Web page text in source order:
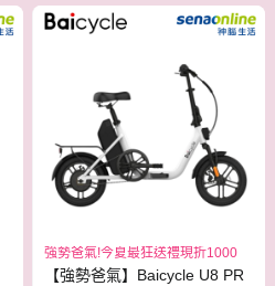
強勢爸氣!今夏最狂送禮現折1000
【強勢爸氣】Baicycle U8 PR